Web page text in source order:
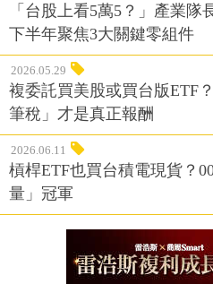
「台股上看5萬5？」產業隊
下半年聚焦3大關鍵零組件
2026.05.29
複委託買美股或買台版ETF
筆稅」才是真正報酬
2026.06.11
槓桿ETF也買台積電現貨？
量」冠軍